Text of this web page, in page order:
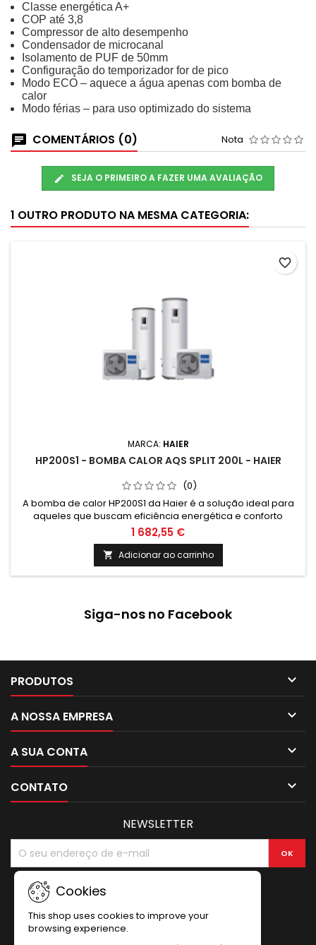
Classe energética A+
COP até 3,8
Compressor de alto desempenho
Condensador de microcanal
Isolamento de PUF de 50mm
Configuração do temporizador for de pico
Modo ECO – aquece a água apenas com bomba de
calor
Modo férias – para uso optimizado do sistema
COMENTÁRIOS (0) Nota
SEJA O PRIMEIRO A FAZER UMA AVALIAÇÃO
1 OUTRO PRODUTO NA MESMA CATEGORIA:
MARCA: HAIER
HP200S1 - BOMBA CALOR AQS SPLIT 200L - HAIER
(0)
A bomba de calor HP200S1 da Haier é a solução ideal para
aqueles que buscam eficiência energética e conforto
térmico. Com capacidade de 200 litros, é perfeita para
aquecer a água da sua casa de forma sustentável. Adquira
já e desfrute de uma água quente sempre disponível!
1 682,55 €
 Adicionar ao carrinho
favorite_border
Siga-nos no Facebook
PRODUTOS 
A NOSSA EMPRESA 
A SUA CONTA 
CONTATO 
Cookies
This shop uses cookies to improve your
browsing experience.
NEWSLETTER